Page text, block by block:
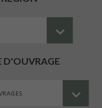
D'OUVRAGE